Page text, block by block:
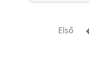
Első